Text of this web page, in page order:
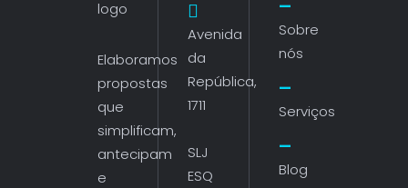
Elaboramos
propostas
que
simplificam,
antecipam
e
Avenida
da
República,
1711
SLJ
ESQ
Sobre
nós
Serviços
Blog